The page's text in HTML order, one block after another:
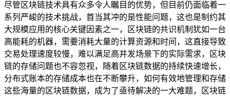
尽管区块链技术具有众多令人瞩目的优势，但目前仍面临着一
系列严峻的技术挑战，首当其冲的是性能问题，这也是制约其
大规模应用的核心关键因素之一，区块链的共识机制犹如一台
高能耗的机器，需要消耗大量的计算资源和时间，这直接导致
交易处理速度较慢，难以满足高并发场景下的实际需求，区块
链的存储问题也不容忽视，随着区块链数据的持续快速增长，
分布式账本的存储成本也在不断攀升，如何有效地管理和存储
这些海量的区块链数据，成为了亟待解决的一大难题，区块链